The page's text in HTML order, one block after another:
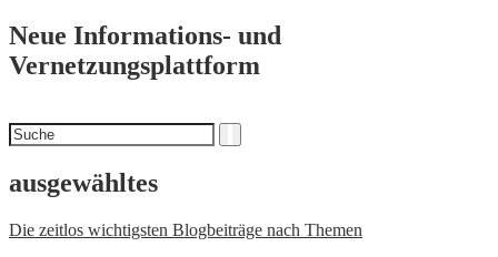
Neue Informations- und
Vernetzungsplattform
Suchen
nach
ausgewähltes
Die zeitlos wichtigsten Blogbeiträge nach Themen